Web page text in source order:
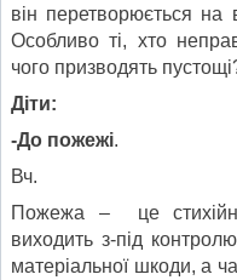
він перетворюється на
Особливо ті, хто
чого призводять
Діти:
-До пожежі.
Вч.
Пожежа – це
виходить з-під
матеріальної шкоди, а